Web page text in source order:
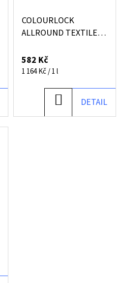
COLOURLOCK
ALLROUND TEXTILE
582 Kč
Měrná
1 164 Kč / 1 l
KOŠÍKU
DETAIL